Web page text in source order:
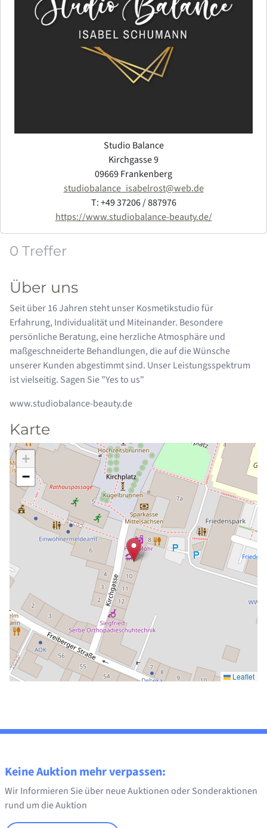
Studio Balance
Kirchgasse 9
09669 Frankenberg
studiobalance_isabelrost@web.de
T: +49 37206 / 887976
https://www.studiobalance-beauty.de/
0 Treffer
Über uns
Seit über 16 Jahren steht unser Kosmetikstudio für
Erfahrung, Individualität und Miteinander. Besondere
persönliche Beratung, eine herzliche Atmosphäre und
maßgeschneiderte Behandlungen, die auf die Wünsche
unserer Kunden abgestimmt sind. Unser Leistungsspektrum
ist vielseitig. Sagen Sie "Yes to us"
www.studiobalance-beauty.de
Karte
+
−
Leaflet
Keine Auktion mehr verpassen:
Wir Informieren Sie über neue Auktionen oder Sonderaktionen
rund um die Auktion